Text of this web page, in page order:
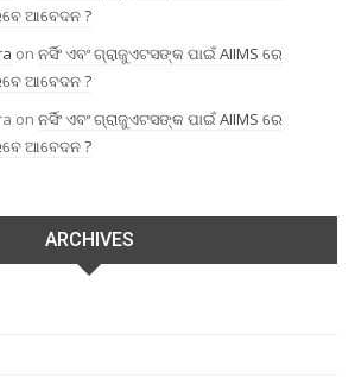
ଆବେଦନ ?
on ନର୍ସିଂ ଏବଂ ଗ୍ରାଜୁଏଟସଙ୍କ ପାଇଁ AIIMS ରେ
ଆବେଦନ ?
on ନର୍ସିଂ ଏବଂ ଗ୍ରାଜୁଏଟସଙ୍କ ପାଇଁ AIIMS ରେ
ଆବେଦନ ?
ARCHIVES